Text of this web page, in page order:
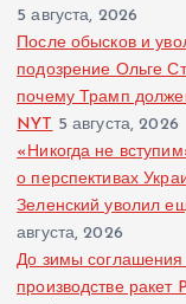
5 августа, 2026
После обысков и
подозрение Ольге
почему Трамп
NYT 5 августа, 2026
«Никогда не
о перспективах
Зеленский уволил
августа, 2026
До зимы
производстве ракет